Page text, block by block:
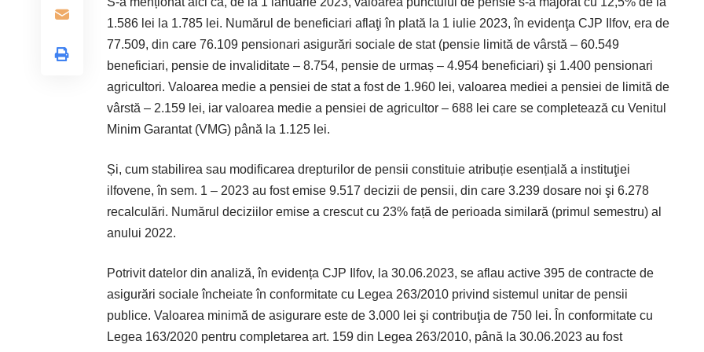
1.586 lei la 1.785 lei. Numărul de beneficiari aflaţi în plată la 1 iulie 2023, în evidenţa CJP Ilfov, era de
77.509, din care 76.109 pensionari asigurări sociale de stat (pensie limită de vârstă – 60.549
beneficiari, pensie de invaliditate – 8.754, pensie de urmaș – 4.954 beneficiari) şi 1.400 pensionari
agricultori. Valoarea medie a pensiei de stat a fost de 1.960 lei, valoarea mediei a pensiei de limită de
vârstă – 2.159 lei, iar valoarea medie a pensiei de agricultor – 688 lei care se completează cu Venitul
Minim Garantat (VMG) până la 1.125 lei.
Și, cum stabilirea sau modificarea drepturilor de pensii constituie atribuție esențială a instituţiei
ilfovene, în sem. 1 – 2023 au fost emise 9.517 decizii de pensii, din care 3.239 dosare noi şi 6.278
recalculări. Numărul deciziilor emise a crescut cu 23% față de perioada similară (primul semestru) al
anului 2022.
Potrivit datelor din analiză, în evidența CJP Ilfov, la 30.06.2023, se aflau active 395 de contracte de
asigurări sociale încheiate în conformitate cu Legea 263/2010 privind sistemul unitar de pensii
publice. Valoarea minimă de asigurare este de 3.000 lei şi contribuţia de 750 lei. În conformitate cu
Legea 163/2020 pentru completarea art. 159 din Legea 263/2010, până la 30.06.2023 au fost